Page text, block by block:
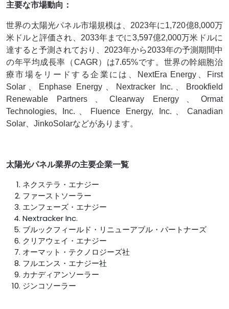
主要な市場動向：
世界の太陽光パネル市場規模は、2023年に1,720億8,000万
米ドルと評価され、2033年までに3,597億2,000万米ドルに
達すると予測されており、2023年から2033年の予測期間中
の年平均成長率（CAGR）は7.65%です。世界の幹細胞治
療市場をリードする企業には、NextEra Energy、First
Solar、Enphase Energy、Nextracker Inc.、Brookfield
Renewable Partners、Clearway Energy、Ormat
Technologies, Inc.、Fluence Energy, Inc.、Canadian
Solar、JinkoSolarなどがあります。
太陽光パネル業界の主要企業一覧
ネクステラ・エナジー
ファーストソーラー
エンフェーズ・エナジー
Nextracker Inc.
ブルックフィールド・リニューアブル・パートナーズ
クリアウェイ・エナジー
オーマット・テクノロジーズ社
フルエンス・エナジー社
カナディアンソーラー
ジンコソーラー